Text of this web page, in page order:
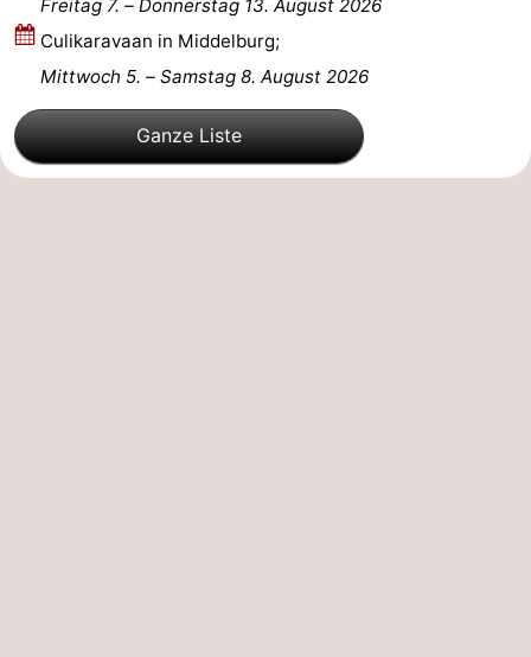
Mantelingen
Zoutelande
Natur
Walcherse
bos
Dishoek
-
Vlissingen
-
Freitag 7. – Donnerstag 13. August 2026
Culikaravaan in Middelburg;
Mittwoch 5. – Samstag 8. August 2026
Ganze Liste